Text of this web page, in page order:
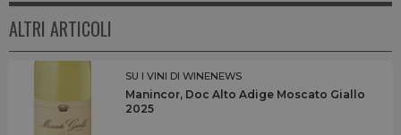
ALTRI ARTICOLI
SU I VINI DI WINENEWS
Manincor, Doc Alto Adige Moscato Giallo
2025